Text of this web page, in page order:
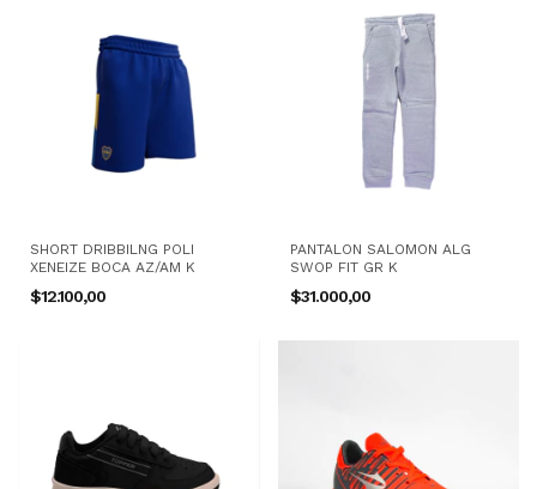
SHORT DRIBBILNG POLI
XENEIZE BOCA AZ/AM K
$12.100,00
PANTALON SALOMON ALG
SWOP FIT GR K
$31.000,00